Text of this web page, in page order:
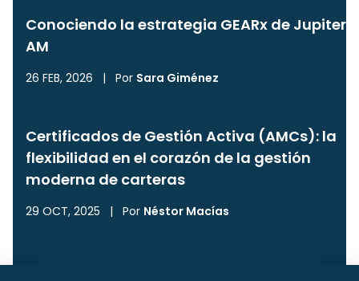
Conociendo la estrategia GEARx de Jupiter
AM
26 FEB, 2026 | Por Sara Giménez
Certificados de Gestión Activa (AMCs): la
flexibilidad en el corazón de la gestión
moderna de carteras
29 OCT, 2025 | Por Néstor Macías